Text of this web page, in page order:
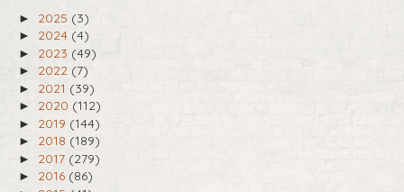
► 2025 (3)
► 2024 (4)
► 2023 (49)
► 2022 (7)
► 2021 (39)
► 2020 (112)
► 2019 (144)
► 2018 (189)
► 2017 (279)
► 2016 (86)